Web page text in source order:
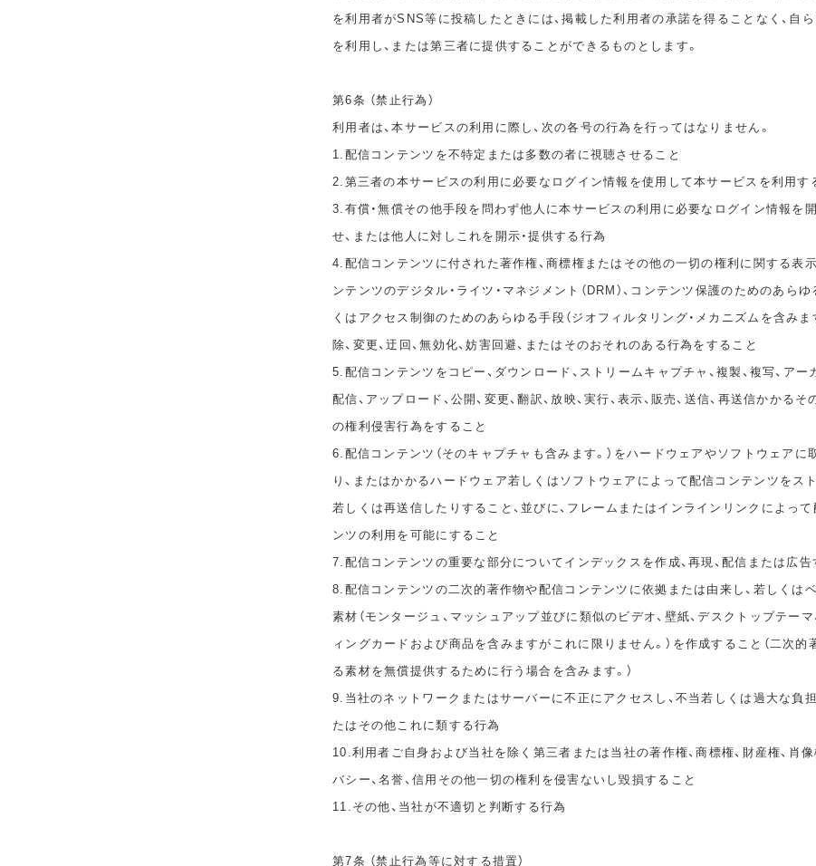
を利用者がSNS等に投稿したときには、掲載した利用者の承諾を得ることなく、自
を利用し、または第三者に提供することができるものとします。
第6条 （禁止行為）
利用者は、本サービスの利用に際し、次の各号の行為を行ってはなりません。
1.配信コンテンツを不特定または多数の者に視聴させること
2.第三者の本サービスの利用に必要なログイン情報を使用して本サービスを利用す
3.有償・無償その他手段を問わず他人に本サービスの利用に必要なログイン情報を開
せ、または他人に対しこれを開示・提供する行為
4.配信コンテンツに付された著作権、商標権またはその他の一切の権利に関する表示
ンテンツのデジタル・ライツ・マネジメント（DRM）、コンテンツ保護のためのあらゆ
くはアクセス制御のためのあらゆる手段（ジオフィルタリング・メカニズムを含みま
除、変更、迂回、無効化、妨害回避、またはそのおそれのある行為をすること
5.配信コンテンツをコピー、ダウンロード、ストリームキャプチャ、複製、複写、アー
配信、アップロード、公開、変更、翻訳、放映、実行、表示、販売、送信、再送信かかる
の権利侵害行為をすること
6.配信コンテンツ（そのキャプチャも含みます。）をハードウェアやソフトウェアに
り、またはかかるハードウェア若しくはソフトウェアによって配信コンテンツをス
若しくは再送信したりすること、並びに、フレームまたはインラインリンクによっ
ンツの利用を可能にすること
7.配信コンテンツの重要な部分についてインデックスを作成、再現、配信または広告
8.配信コンテンツの二次的著作物や配信コンテンツに依拠または由来し、若しくは
素材（モンタージュ、マッシュアップ並びに類似のビデオ、壁紙、デスクトップテーマ
ィングカードおよび商品を含みますがこれに限りません。）を作成すること（二次的
る素材を無償提供するために行う場合を含みます。）
9.当社のネットワークまたはサーバーに不正にアクセスし、不当若しくは過大な負担
たはその他これに類する行為
10.利用者ご自身および当社を除く第三者または当社の著作権、商標権、財産権、肖像
バシー、名誉、信用その他一切の権利を侵害ないし毀損すること
11.その他、当社が不適切と判断する行為
第7条 （禁止行為等に対する措置）